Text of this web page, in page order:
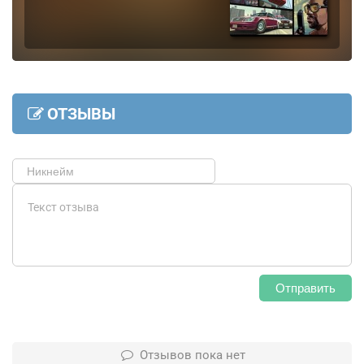
ОТЗЫВЫ
Отправить
Отзывов пока нет